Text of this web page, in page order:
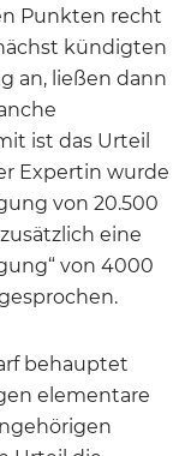
Punkten recht
kündigten
an, ließen dann
ist das Urteil
Expertin wurde
von 20.500
eine
von 4000
behauptet
elementare